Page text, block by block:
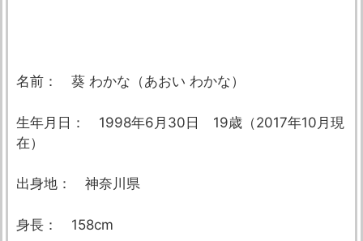
名前： 葵 わかな（あおい わかな）
生年月日： 1998年6月30日 19歳（2017年10月現
在）
出身地： 神奈川県
身長： 158cm